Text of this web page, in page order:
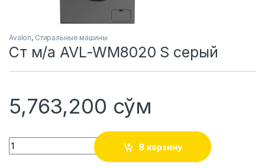
Avalon, Стиральные машины
Ст м/а AVL-WM8020 S серый
5,763,200 сўм
Quantity
В корзину